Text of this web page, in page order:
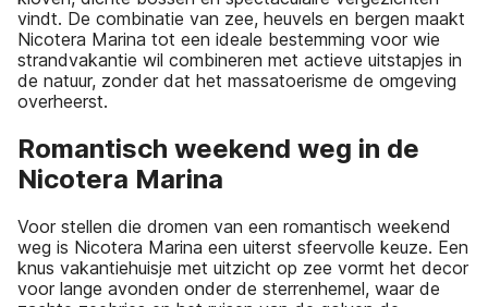
vindt. De combinatie van zee, heuvels en bergen maakt
Nicotera Marina tot een ideale bestemming voor wie
strandvakantie wil combineren met actieve uitstapjes in
de natuur, zonder dat het massatoerisme de omgeving
overheerst.
Romantisch weekend weg in de
Nicotera Marina
Voor stellen die dromen van een romantisch weekend
weg is Nicotera Marina een uiterst sfeervolle keuze. Een
knus vakantiehuisje met uitzicht op zee vormt het decor
voor lange avonden onder de sterrenhemel, waar de